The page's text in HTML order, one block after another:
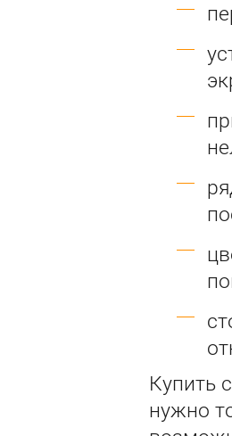
Купить
нужно